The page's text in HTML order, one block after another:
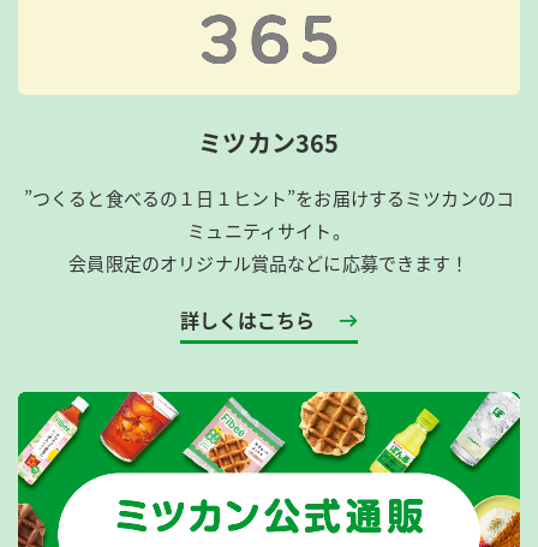
ミツカン365
”つくると食べるの１日１ヒント”をお届けするミツカンのコ
ミュニティサイト。
会員限定のオリジナル賞品などに応募できます！
詳しくはこちら